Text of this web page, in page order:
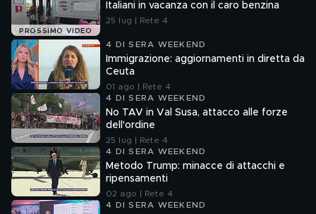
PROSSIMO VIDEO
Italiani in vacanza con il caro benzina
25 lug | Rete 4
4 DI SERA WEEKEND
Immigrazione: aggiornamenti in diretta da
Ceuta
01 ago | Rete 4
4 DI SERA WEEKEND
No TAV in Val Susa, attacco alle forze
dell'ordine
25 lug | Rete 4
4 DI SERA WEEKEND
Metodo Trump: minacce di attacchi e
ripensamenti
02 ago | Rete 4
4 DI SERA WEEKEND